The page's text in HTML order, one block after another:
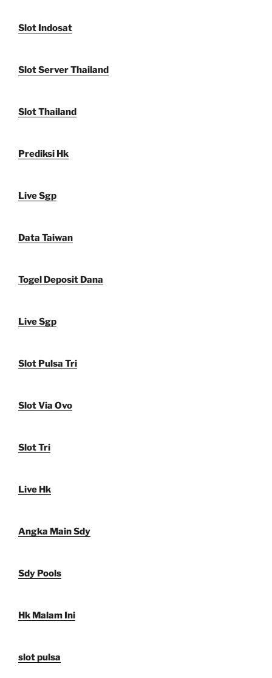
Slot Indosat
Slot Server Thailand
Slot Thailand
Prediksi Hk
Live Sgp
Data Taiwan
Togel Deposit Dana
Live Sgp
Slot Pulsa Tri
Slot Via Ovo
Slot Tri
Live Hk
Angka Main Sdy
Sdy Pools
Hk Malam Ini
slot pulsa